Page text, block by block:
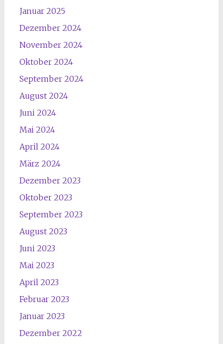
Januar 2025
Dezember 2024
November 2024
Oktober 2024
September 2024
August 2024
Juni 2024
Mai 2024
April 2024
März 2024
Dezember 2023
Oktober 2023
September 2023
August 2023
Juni 2023
Mai 2023
April 2023
Februar 2023
Januar 2023
Dezember 2022